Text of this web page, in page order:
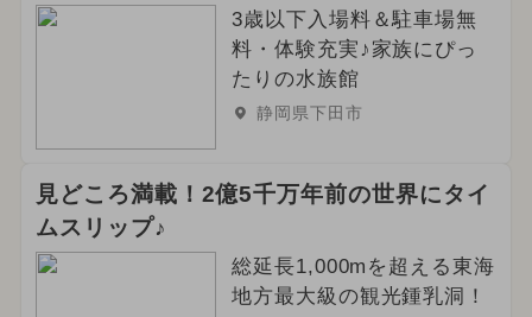
3歳以下入場料＆駐車場無
料・体験充実♪家族にぴっ
たりの水族館
静岡県下田市
見どころ満載！2億5千万年前の世界にタイ
ムスリップ♪
総延長1,000mを超える東海
地方最大級の観光鍾乳洞！